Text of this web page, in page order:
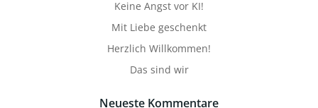
Keine Angst vor KI!
Mit Liebe geschenkt
Herzlich Willkommen!
Das sind wir
Neueste Kommentare